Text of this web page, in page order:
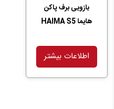
بازویی برف پاکن
هایما HAIMA S5
اطلاعات بیشتر